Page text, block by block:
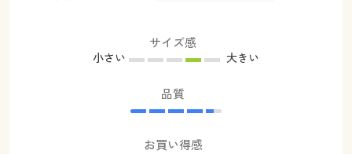
サイズ感
小さい 大きい
品質
お買い得感